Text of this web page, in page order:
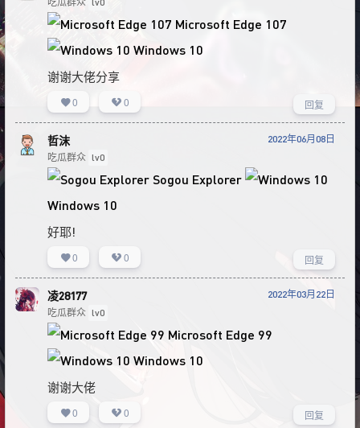
Microsoft Edge 107
Windows 10
谢谢大佬分享
0 0 回复
哲沫
吃瓜群众 lv0
2022年06月08日
Sogou Explorer
Windows 10
好耶!
0 0 回复
凌28177
吃瓜群众 lv0
2022年03月22日
Microsoft Edge 99
Windows 10
谢谢大佬
0 0 回复